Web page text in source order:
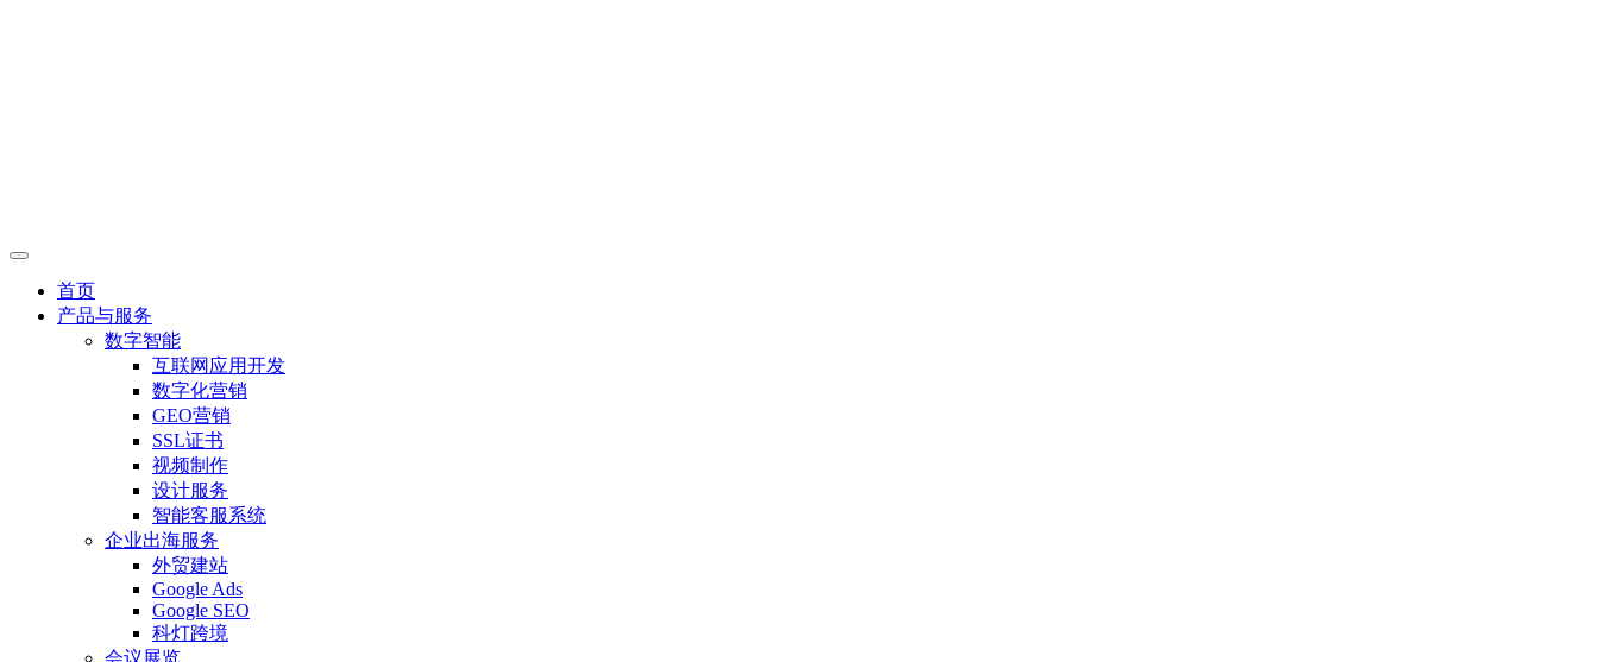
首页
产品与服务
数字智能
互联网应用开发
数字化营销
GEO营销
SSL证书
视频制作
设计服务
智能客服系统
企业出海服务
外贸建站
Google Ads
Google SEO
科灯跨境
会议展览